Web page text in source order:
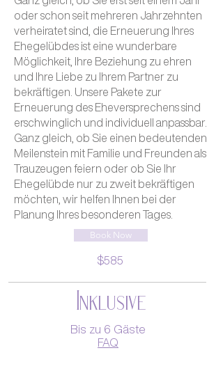
oder schon seit mehreren Jahrzehnten
verheiratet sind, die Erneuerung Ihres
Ehegelübdes ist eine wunderbare
Möglichkeit, Ihre Beziehung zu ehren
und Ihre Liebe zu Ihrem Partner zu
bekräftigen. Unsere Pakete zur
Erneuerung des Eheversprechens sind
erschwinglich und individuell anpassbar.
Ganz gleich, ob Sie einen bedeutenden
Meilenstein mit Familie und Freunden als
Trauzeugen feiern oder ob Sie Ihr
Ehegelübde nur zu zweit bekräftigen
möchten, wir helfen Ihnen bei der
Planung Ihres besonderen Tages.
Book Now
$585
Bis zu 6 Gäste
FAQ
Inklusive